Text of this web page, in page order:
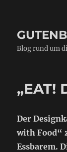
Blog rund um
„EAT!
Der
with Food“
Essbarem.